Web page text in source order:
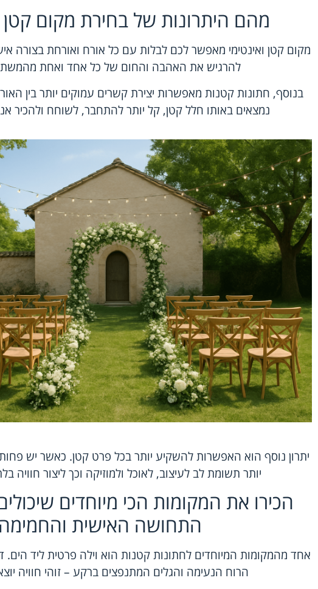
מהם היתרונות של בחירת מקום קטן
מקום קטן ואינטימי מאפשר לכם לבלות עם כל אורח ואורחת בצורה
להרגיש את האהבה והחום של כל אחד ואחת
בנוסף, חתונות קטנות מאפשרות יצירת קשרים עמוקים יותר בין
נמצאים באותו חלל קטן, קל יותר להתחבר, לשוחח ולהכיר
יתרון נוסף הוא האפשרות להשקיע יותר בכל פרט קטן. כאשר יש
יותר תשומת לב לעיצוב, לאוכל ולמוזיקה וכך ליצור חוויה
הכירו את המקומות הכי מיוחדים
התחושה האישית והחמימה
אחד מהמקומות המיוחדים לחתונות קטנות הוא וילה פרטית ליד
הרוח הנעימה והגלים המתנפצים ברקע – זוהי חוויה